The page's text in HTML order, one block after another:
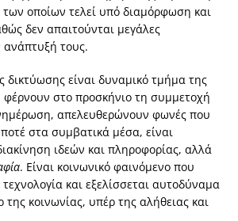
των οποίων τελεί υπό διαμόρφωση και
δεν απαιτούνται μεγάλες
ανάπτυξή τους.
δικτύωσης είναι δυναμικό τμήμα της
στο προσκήνιο τη συμμετοχή
απελευθερώνουν φωνές που
στα συμβατικά μέσα, είναι
ιδεών και πληροφορίας, αλλά
. Είναι κοινωνικό φαινόμενο που
και εξελίσσεται αυτοδύναμα
κοινωνίας, υπέρ της αλήθειας και